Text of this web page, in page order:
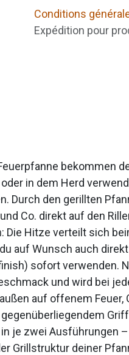
Conditions
Expédition pour
bekommen
in dem Herd
Durch den gerillten
Co. direkt auf den
Hitze verteilt sich
auf Wunsch auch
sofort verwenden.
und wird bei
auf offenem Feuer,
je zwei
Grillstruktur deiner